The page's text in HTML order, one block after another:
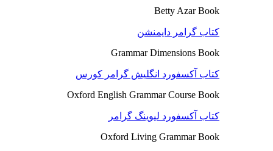
Betty Azar Book
کتاب گرامر دایمنشن
Grammar Dimensions Book
کتاب آکسفورد انگلیش گرامر کورس
Oxford English Grammar Course Book
کتاب آکسفورد لیوینگ گرامر
Oxford Living Grammar Book